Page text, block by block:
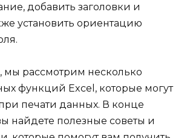
добавить заголовки и
установить ориентацию
мы рассмотрим несколько
функций Excel, которые могут
печати данных. В конце
найдете полезные советы и